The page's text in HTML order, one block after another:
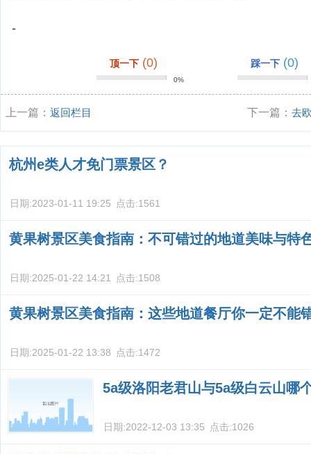
-
顶一下 (0)
0%
踩一下 (0)
上一篇： 返回栏目 下一篇：去
杭州e类人才免门票景区？
日期:2023-01-11 19:25 点击:1561
黄果树景区美食指南：不可错过的地道美味与特
日期:2025-01-22 14:21 点击:1508
黄果树景区美食指南：这些地道餐厅你一定不能
日期:2025-01-22 13:38 点击:1472
5a级洛阳老君山与5a级白云山哪
日期:2022-12-03 13:35 点击:1026